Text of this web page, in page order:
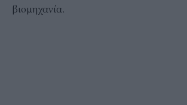
βιομηχανία.